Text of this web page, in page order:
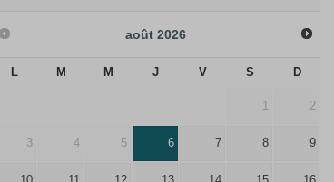
août 2026
L M M J V S D
1 2
3 4 5 6 7 8 9